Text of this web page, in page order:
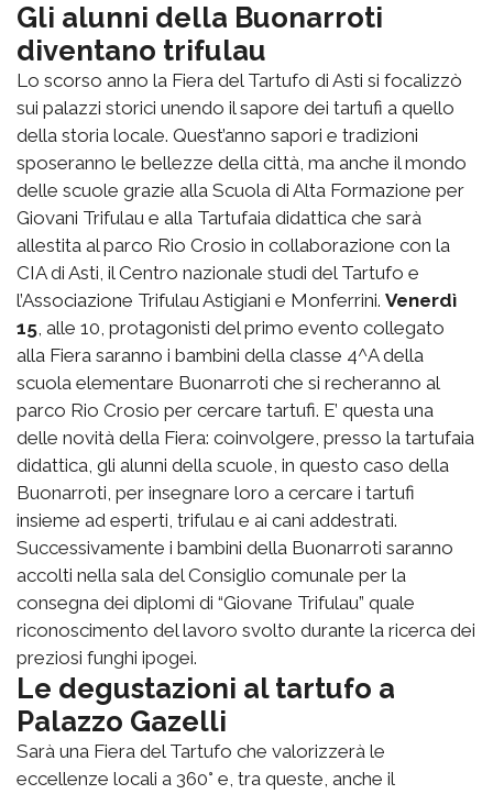
Gli alunni della Buonarroti
diventano trifulau
Lo scorso anno la Fiera del Tartufo di Asti si focalizzò
sui palazzi storici unendo il sapore dei tartufi a quello
della storia locale. Quest’anno sapori e tradizioni
sposeranno le bellezze della città, ma anche il mondo
delle scuole grazie alla Scuola di Alta Formazione per
Giovani Trifulau e alla Tartufaia didattica che sarà
allestita al parco Rio Crosio in collaborazione con la
CIA di Asti, il Centro nazionale studi del Tartufo e
l’Associazione Trifulau Astigiani e Monferrini. Venerdì
15, alle 10, protagonisti del primo evento collegato
alla Fiera saranno i bambini della classe 4^A della
scuola elementare Buonarroti che si recheranno al
parco Rio Crosio per cercare tartufi. E’ questa una
delle novità della Fiera: coinvolgere, presso la tartufaia
didattica, gli alunni della scuole, in questo caso della
Buonarroti, per insegnare loro a cercare i tartufi
insieme ad esperti, trifulau e ai cani addestrati.
Successivamente i bambini della Buonarroti saranno
accolti nella sala del Consiglio comunale per la
consegna dei diplomi di “Giovane Trifulau” quale
riconoscimento del lavoro svolto durante la ricerca dei
preziosi funghi ipogei.
Le degustazioni al tartufo a
Palazzo Gazelli
Sarà una Fiera del Tartufo che valorizzerà le
eccellenze locali a 360° e, tra queste, anche il